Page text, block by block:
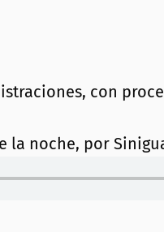
con
la noche, por